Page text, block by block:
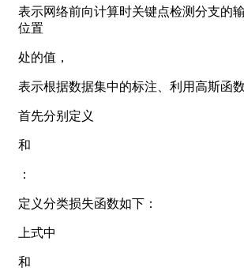
表示网络前向计算时关键点检测分支的输
位置
处的值，
表示根据数据集中的标注、利用高斯函
首先分别定义
和
：
定义分类损失函数如下：
上式中
和